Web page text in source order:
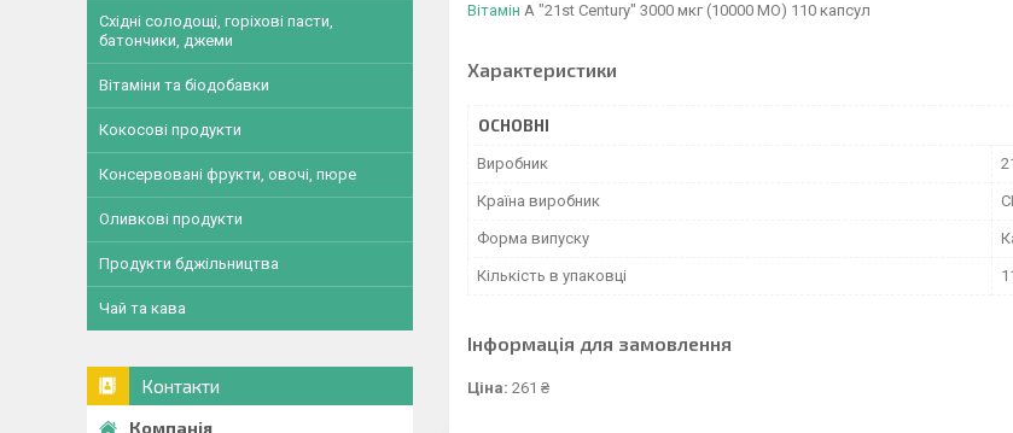
Вітамін А "21st Century" 3000 мкг (10000 МО) 110 капсул
Характеристики
ОСНОВНІ
Виробник
Країна виробник
Форма випуску
Кількість в упаковці
Інформація для замовлення
Ціна: 261 ₴
Східні солодощі, горіхові пасти,
батончики, джеми
Вітаміни та біодобавки
Кокосові продукти
Консервовані фрукти, овочі, пюре
Оливкові продукти
Продукти бджільництва
Чай та кава
Контакти